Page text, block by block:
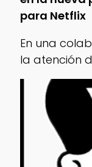
para Netflix
En una
la atención